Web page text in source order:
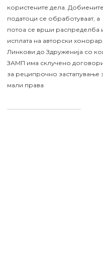
користените дела. Добиените
податоци се обработуваат, а
потоа се врши распределба
исплата на авторски хонорар.
Линкови до Здруженија со
ЗАМП има склучено
за реципрочно застапување
мали права